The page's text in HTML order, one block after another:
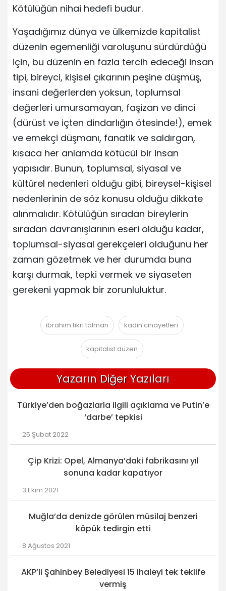
Kötülüğün nihai hedefi budur.
Yaşadığımız dünya ve ülkemizde kapitalist
düzenin egemenliği varoluşunu sürdürdüğü
için, bu düzenin en fazla tercih edeceği insan
tipi, bireyci, kişisel çıkarının peşine düşmüş,
insani değerlerden yoksun, toplumsal
değerleri umursamayan, faşizan ve dinci
(dürüst ve içten dindarlığın ötesinde!), emek
ve emekçi düşmanı, fanatik ve saldırgan,
kısaca her anlamda kötücül bir insan
yapısıdır. Bunun, toplumsal, siyasal ve
kültürel nedenleri olduğu gibi, bireysel-kişisel
nedenlerinin de söz konusu olduğu dikkate
alınmalıdır. Kötülüğün sıradan bireylerin
sıradan davranışlarının eseri olduğu kadar,
toplumsal-siyasal gerekçeleri olduğunu her
zaman gözetmek ve her durumda buna
karşı durmak, tepki vermek ve siyaseten
gerekeni yapmak bir zorunluluktur.
ibrahim fikri talman kadın cinayetleri
kapitalist düzen
Yazarın Diğer Yazıları
Türkiye’den boğazlarla ilgili açıklama ve Putin’e
‘darbe’ tepkisi
25 Şubat 2022
Çip Krizi: Opel, Almanya’daki fabrikasını yıl
sonuna kadar kapatıyor
3 Ekim 2021
Muğla’da denizde görülen müsilaj benzeri
köpük tedirgin etti
8 Ağustos 2021
AKP’li Şahinbey Belediyesi 15 ihaleyi tek teklife
vermiş